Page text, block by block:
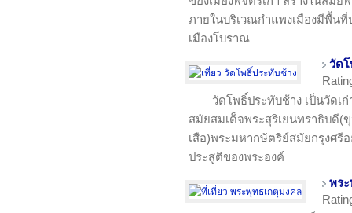
ภายในบริเวณกำแพงเมืองมีพื้น
เมืองโบราณ
วัด
วัดโพธิ์ประทับช้าง เป็นวัดเ
สมัยสมเด็จพระสุริเยนทราธิบดี(
เสือ)พระมหากษัตริย์สมัยกรุงศ
ประสูติของพระองค์
พร